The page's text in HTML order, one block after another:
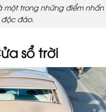
một trong những điểm nhấn
độc đáo.
sổ trời